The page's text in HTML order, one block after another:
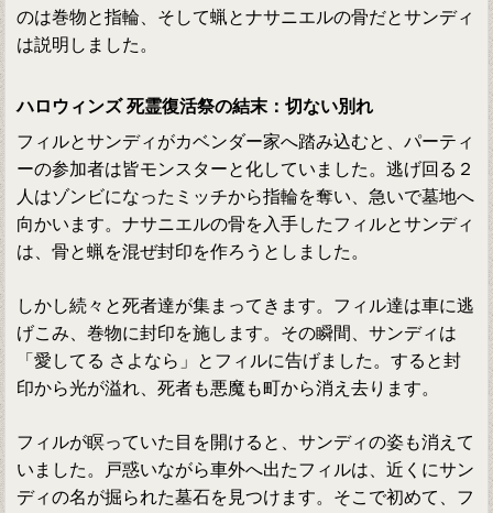
のは巻物と指輪、そして蝋とナサニエルの骨だとサンディ
は説明しました。
ハロウィンズ 死霊復活祭の結末：切ない別れ
フィルとサンディがカベンダー家へ踏み込むと、パーティ
ーの参加者は皆モンスターと化していました。逃げ回る２
人はゾンビになったミッチから指輪を奪い、急いで墓地へ
向かいます。ナサニエルの骨を入手したフィルとサンディ
は、骨と蝋を混ぜ封印を作ろうとしました。
しかし続々と死者達が集まってきます。フィル達は車に逃
げこみ、巻物に封印を施します。その瞬間、サンディは
「愛してる さよなら」とフィルに告げました。すると封
印から光が溢れ、死者も悪魔も町から消え去ります。
フィルが瞑っていた目を開けると、サンディの姿も消えて
いました。戸惑いながら車外へ出たフィルは、近くにサン
ディの名が掘られた墓石を見つけます。そこで初めて、フ